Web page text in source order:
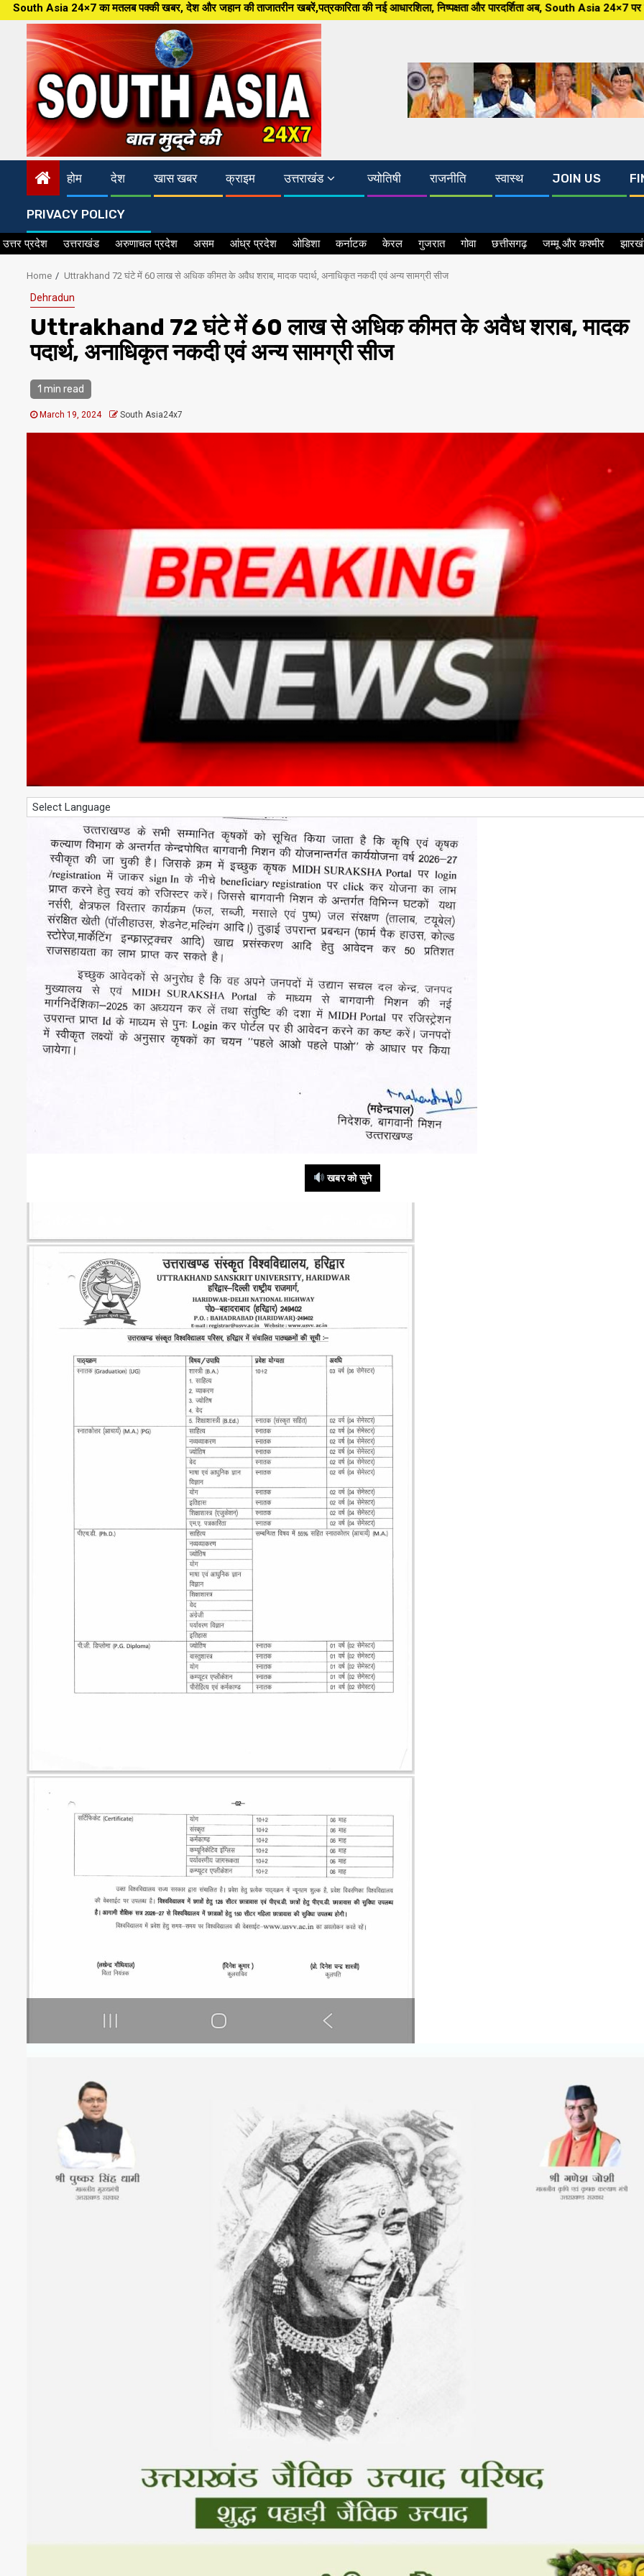
Skip
to
content
24×7 का मतलब पक्की खबर, देश और जहान की ताजातरीन खबरें,पत्रकारिता की नई आधारशिला, निष्पक्षता और पारदर्शिता अब, South Asia 24×7 पर खबर
होम देश खास खबर क्राइम उत्तराखंड ज्योतिषी राजनीति स्वास्थ JOIN US
PRIVACY POLICY
उत्तर प्रदेश उत्तराखंड अरुणाचल प्रदेश असम आंध्र प्रदेश ओडिशा कर्नाटक केरल गुजरात गोवा छत्तीसगढ़ जम्मू और कश्मीर
Home Uttrakhand 72 घंटे में 60 लाख से अधिक कीमत के अवैध शराब, मादक पदार्थ, अनाधिकृत नकदी एवं अन्य सामग्री सीज
Dehradun
Uttrakhand 72 घंटे में 60 लाख से अधिक कीमत के अवैध शराब, मादक
पदार्थ, अनाधिकृत नकदी एवं अन्य सामग्री सीज
1 min read
March 19, 2024 South Asia24x7
खबर को सुने